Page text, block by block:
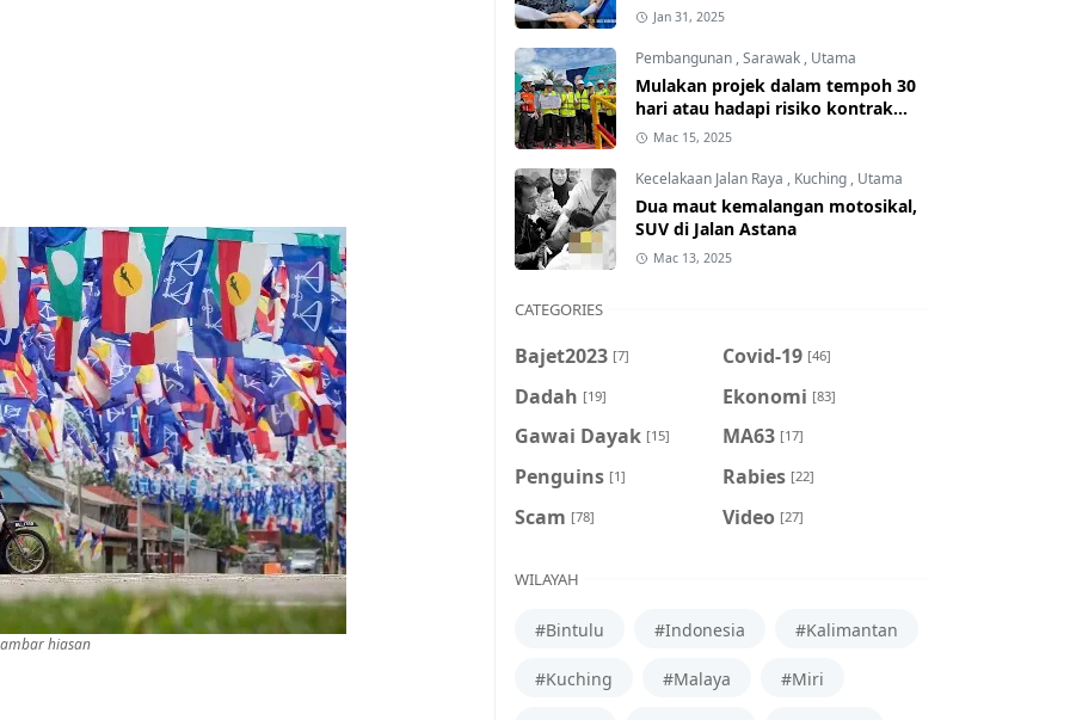
hiasan
Jan 31, 2025
Pembangunan ,Sarawak , Utama
Mulakan projek dalam tempoh 30
hari atau hadapi risiko kontrak
ditamatkan
Mac 15, 2025
Kecelakaan Jalan Raya , Kuching , Utama
Dua maut kemalangan motosikal,
SUV di Jalan Astana
Mac 13, 2025
CATEGORIES
Bajet2023 [7] Covid-19 [46]
Dadah [19] Ekonomi [83]
Gawai Dayak [15] MA63 [17]
Penguins [1] Rabies [22]
Scam [78] Video [27]
WILAYAH
#Bintulu #Indonesia #Kalimantan
#Kuching #Malaya #Miri